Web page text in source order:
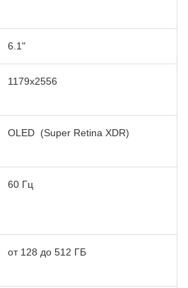
6.1"
1179x2556
OLED (Super Retina XDR)
60 Гц
от 128 до 512 ГБ